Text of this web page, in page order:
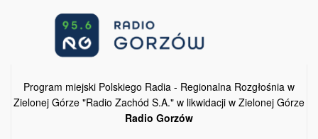
Program miejski Polskiego Radia - Regionalna Rozgłośnia w
Zielonej Górze "Radio Zachód S.A." w likwidacji w Zielonej Górze
Radio Gorzów